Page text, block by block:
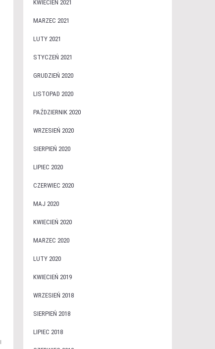
KWIECIEŃ 2021
MARZEC 2021
LUTY 2021
STYCZEŃ 2021
GRUDZIEŃ 2020
LISTOPAD 2020
PAŹDZIERNIK 2020
WRZESIEŃ 2020
SIERPIEŃ 2020
LIPIEC 2020
CZERWIEC 2020
MAJ 2020
KWIECIEŃ 2020
MARZEC 2020
LUTY 2020
KWIECIEŃ 2019
WRZESIEŃ 2018
SIERPIEŃ 2018
LIPIEC 2018